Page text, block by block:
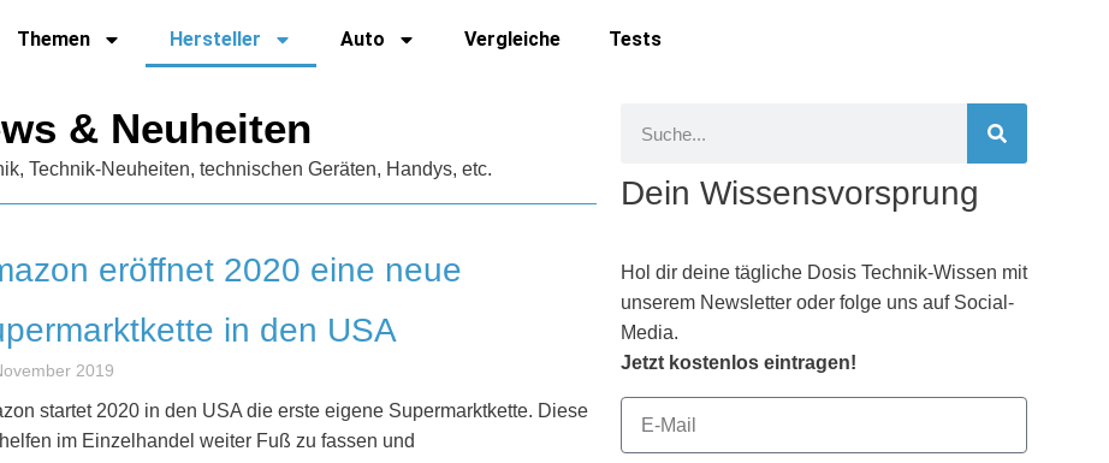
Themen Hersteller Auto Vergleiche Tests
& Neuheiten
Technik-Neuheiten, technischen Geräten, Handys, etc.
eröffnet 2020 eine neue
in den USA
2019
startet 2020 in den USA die erste eigene Supermarktkette. Diese
im Einzelhandel weiter Fuß zu fassen und
Dein Wissensvorsprung
Hol dir deine tägliche Dosis Technik-Wissen mit
unserem Newsletter oder folge uns auf Social-
Media.
Jetzt kostenlos eintragen!